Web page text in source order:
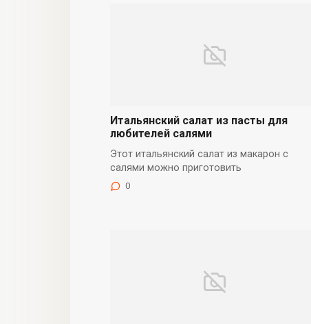
Итальянский салат из пасты для
любителей салями
Этот итальянский салат из макарон с
салями можно приготовить
0